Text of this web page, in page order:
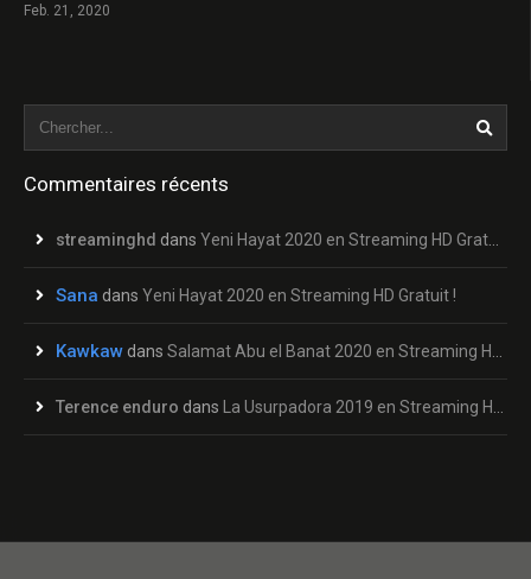
Feb. 21, 2020
Commentaires récents
streaminghd dans Yeni Hayat 2020 en Streaming HD Gratuit !
Sana dans Yeni Hayat 2020 en Streaming HD Gratuit !
Kawkaw dans Salamat Abu el Banat 2020 en Streaming HD Gratuit !
Terence enduro dans La Usurpadora 2019 en Streaming HD Gratuit !